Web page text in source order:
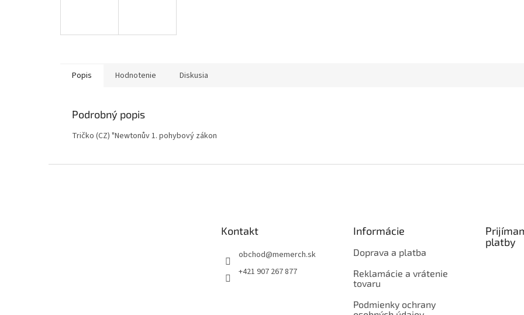
Popis Hodnotenie Diskusia
Podrobný popis
Tričko (CZ) "Newtonův 1. pohybový zákon
Kontakt
obchod@memerch.sk
+421 907 267 877
Informácie
Doprava a platba
Reklamácie a vrátenie
tovaru
Podmienky ochrany
platby